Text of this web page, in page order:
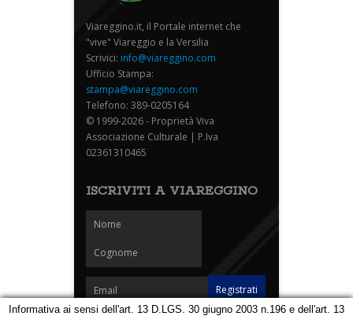
Viareggino.it, il Portale internet che
"vive" Viareggio e la Versilia
Scrivici: info@viareggino.com
Ufficio Stampa:
stampa@viareggino.com
Telefono: 389-0205164
© 1999-2026 - Proprietà Viva
Associazione Culturale | P.Iva
02361310465
ISCRIVITI A VIAREGGINO
Informativa ai sensi dell'art. 13 D.LGS. 30 giugno 2003 n.196 e dell'art. 13